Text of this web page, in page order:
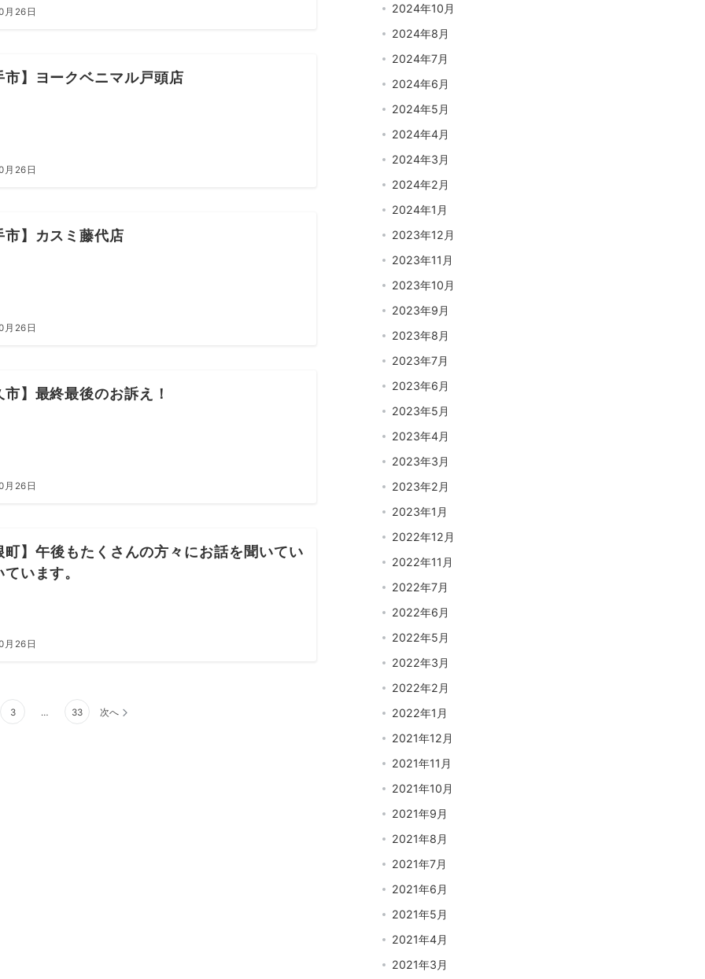
月26日
市】ヨークベニマル戸頭店
月26日
市】カスミ藤代店
月26日
市】最終最後のお訴え！
月26日
町】午後もたくさんの方々にお話を聞いてい
います。
月26日
3 … 33 次へ
2024年10月
2024年8月
2024年7月
2024年6月
2024年5月
2024年4月
2024年3月
2024年2月
2024年1月
2023年12月
2023年11月
2023年10月
2023年9月
2023年8月
2023年7月
2023年6月
2023年5月
2023年4月
2023年3月
2023年2月
2023年1月
2022年12月
2022年11月
2022年7月
2022年6月
2022年5月
2022年3月
2022年2月
2022年1月
2021年12月
2021年11月
2021年10月
2021年9月
2021年8月
2021年7月
2021年6月
2021年5月
2021年4月
2021年3月